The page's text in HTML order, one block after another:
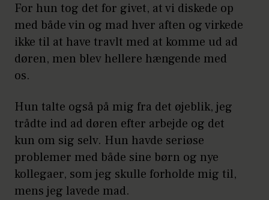
For hun tog det for givet, at vi diskede op
med både vin og mad hver aften og virkede
ikke til at have travlt med at komme ud ad
døren, men blev hellere hængende med
os.
Hun talte også på mig fra det øjeblik, jeg
trådte ind ad døren efter arbejde og det
kun om sig selv. Hun havde seriøse
problemer med både sine børn og nye
kollegaer, som jeg skulle forholde mig til,
mens jeg lavede mad.